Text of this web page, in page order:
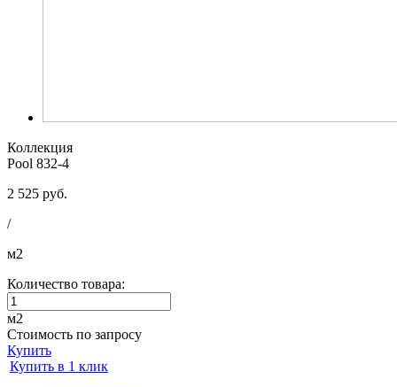
Коллекция
Pool 832-4
2 525 руб.
/
м2
Количество товара:
м2
Стоимость по запросу
Купить
Купить в 1 клик